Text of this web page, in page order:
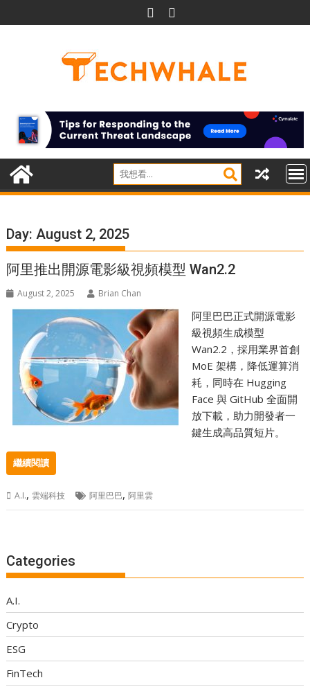
to
Day:August 2, 2025
阿里推出開源電影級視頻模型 Wan2.2
August 2, 2025 Brian Chan
阿里巴巴正式開源電影
級視頻生成模型
Wan2.2，採用業界首創
MoE 架構，降低運算消
耗，同時在 Hugging
Face 與 GitHub 全面開
放下載，助力開發者一
鍵生成高品質短片。
繼續閱讀
A.I., 雲端科技 阿里巴巴,阿里雲
Categories
A.I.
Crypto
ESG
FinTech